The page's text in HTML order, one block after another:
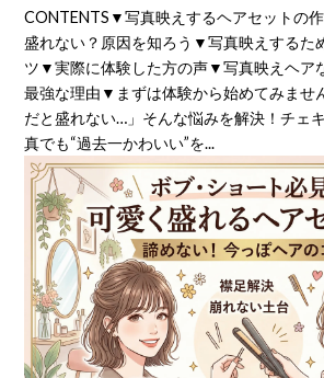
CONTENTS▼写真映えするヘアセットの
盛れない？原因を知ろう▼写真映えするた
ツ▼実際に体験した方の声▼写真映えヘア
最強な理由▼まずは体験から始めてみませ
だと盛れない…」そんな悩みを解決！チェ
真でも“過去一かわいい”を...